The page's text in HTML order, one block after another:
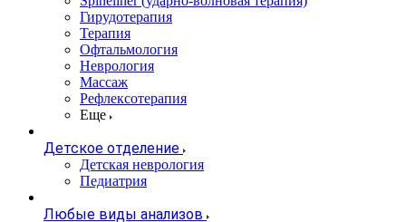
Гирудотерапия
Терапия
Офтальмология
Неврология
Массаж
Рефлексотерапия
Еще
Детское отделение
Детская неврология
Педиатрия
Любые виды анализов